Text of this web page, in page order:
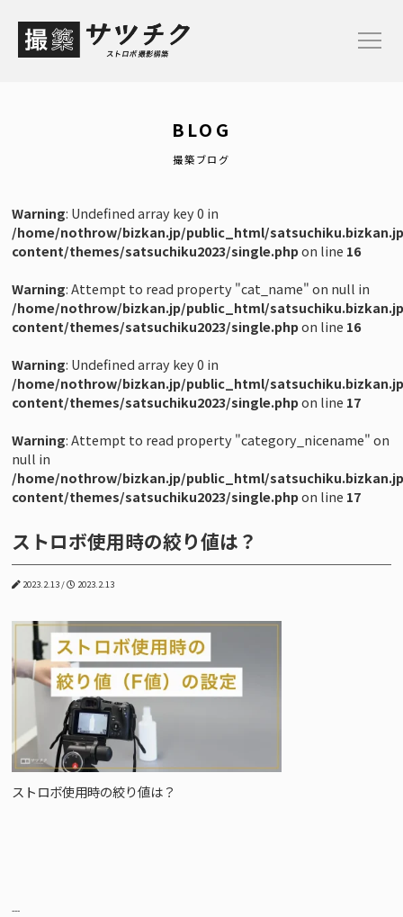
プランと料金
ご依頼の流れ
撮築ブログ
【Plan-M】モデル/アパレル撮影プラン
【Plan-S】商品撮影（小サイズ）撮影プラン
【Plan-L】商品撮影（大サイズ）撮影プラン
【Plan-F】フード 料理撮影プラン
株式会社ビジネスのかんさつ
オンライン動画講座 [ビジかんアカデミア]
写真・動画素材[ビジかん素材ストア]
ALTERNA CREATES
写真と広告事務所NoThrow
BLOG
撮築ブログ
Warning: Undefined array key 0 in
/home/nothrow/bizkan.jp/public_html/
content/themes/satsuchiku2023/single.phpon line 16
Warning: Attempt to read property "cat_name" on null in
/home/nothrow/bizkan.jp/public_html/
content/themes/satsuchiku2023/single.phpon line 16
Warning: Undefined array key 0 in
/home/nothrow/bizkan.jp/public_html/
content/themes/satsuchiku2023/single.phpon line 17
Warning: Attempt to read property "category_nicename" on
null in
/home/nothrow/bizkan.jp/public_html/
content/themes/satsuchiku2023/single.phpon line 17
ストロボ使用時の絞り値は？
2023.2.13 / 2023.2.13
ストロボ使用時の絞り値は？
---